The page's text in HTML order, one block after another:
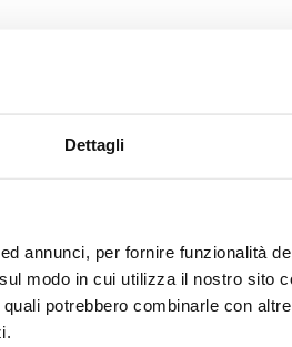
Dettagli
annunci, per fornire funzionalità
modo in cui utilizza il nostro sito
potrebbero combinarle con